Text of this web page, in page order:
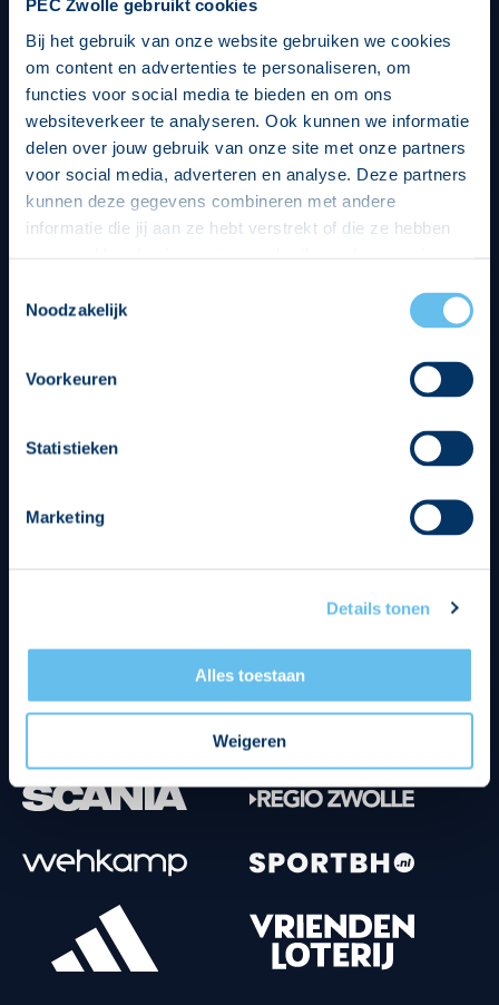
PEC Zwolle gebruikt cookies
Bij het gebruik van onze website gebruiken we cookies
om content en advertenties te personaliseren, om
functies voor social media te bieden en om ons
websiteverkeer te analyseren. Ook kunnen we informatie
delen over jouw gebruik van onze site met onze partners
voor social media, adverteren en analyse. Deze partners
kunnen deze gegevens combineren met andere
informatie die jij aan ze hebt verstrekt of die ze hebben
op een veilige en integere wijze. Je kunt je toestemming
beheren op de privacy- en cookieverklaring pagina.
Noodzakelijk
Voorkeuren
Statistieken
Marketing
Details tonen
Alles toestaan
Weigeren